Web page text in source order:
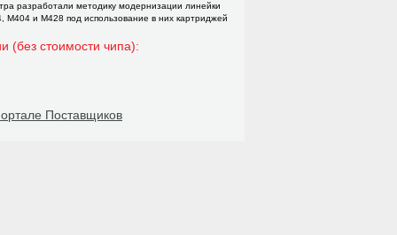
разработали методику модернизации линейки
и M428 под использование в них картриджей
(без стоимости чипа):